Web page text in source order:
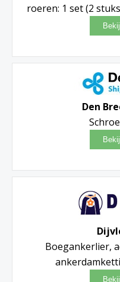
roeren: 1 set (2
Den
Boegankerlier,